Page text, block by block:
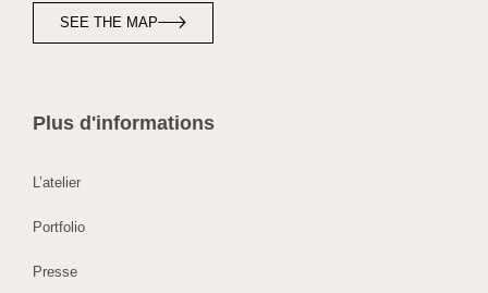
SEE THE MAP
Plus d'informations
L’atelier
Portfolio
Presse